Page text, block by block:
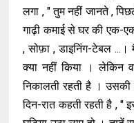
लगा , " तुम नहीं जानते ,
गाढ़ी कमाई से घर की एक-
, सोफ़ा , डाइनिंग-टेबल
क्या नहीं किया । लेकिन
निकालती रहती है ।
दिन-रात कहती रहती है , "